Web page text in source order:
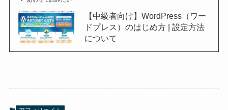
【中級者向け】WordPress（ワー
ドプレス）のはじめ方 | 設定方法
について